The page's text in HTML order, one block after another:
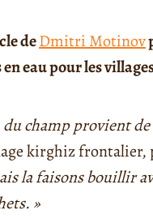
deDmitri Motinov
eau pour les
champ provient
kirghiz frontalier,
la faisons bouillir
»